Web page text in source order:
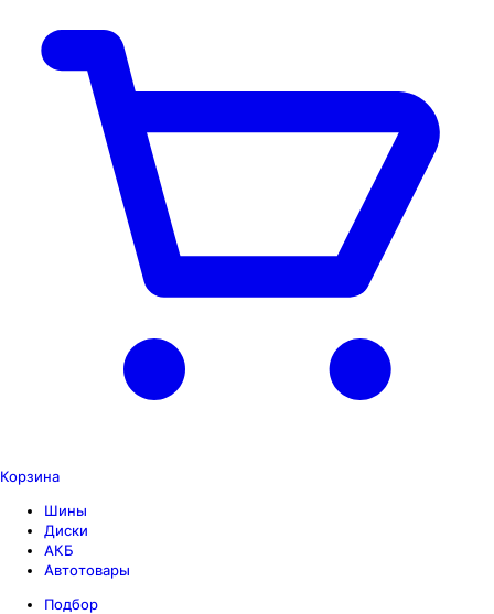
Корзина
Шины
Диски
АКБ
Автотовары
Подбор